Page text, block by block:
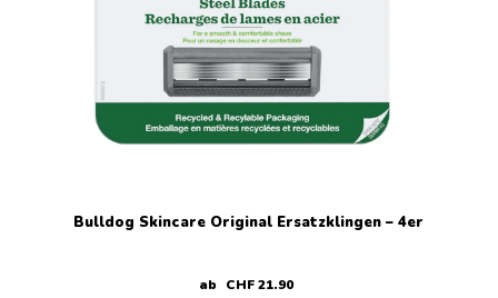
Bulldog Skincare Original Ersatzklingen – 4er
ab CHF21.90